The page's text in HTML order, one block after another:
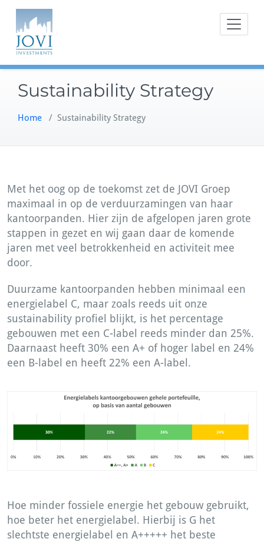
Doorgaan
inhoud
Sustainability Strategy
Home / Sustainability Strategy
Met het oog op de toekomst zet de JOVI Groep
maximaal in op de verduurzamingen van haar
kantoorpanden. Hier zijn de afgelopen jaren grote
stappen in gezet en wij gaan daar de komende
jaren met veel betrokkenheid en activiteit mee
door.
Duurzame kantoorpanden hebben minimaal een
energielabel C, maar zoals reeds uit onze
sustainability profiel blijkt, is het percentage
gebouwen met een C-label reeds minder dan 25%.
Daarnaast heeft 30% een A+ of hoger label en 24%
een B-label en heeft 22% een A-label.
Hoe minder fossiele energie het gebouw gebruikt,
hoe beter het energielabel. Hierbij is G het
slechtste energielabel en A+++++ het beste